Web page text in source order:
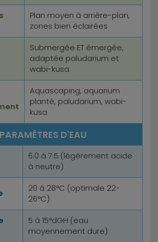
Plan moyen à arrière-plan,
zones bien éclairées
Submergée ET émergée,
adaptée paludarium et
wabi-kusa
Aquascaping, aquarium
planté, paludarium, wabi-
kusa
PARAMÈTRES D'EAU
6.0 à 7.5 (légèrement acide
à neutre)
20 à 28°C (optimale 22-
26°C)
5 à 15°dGH (eau
moyennement dure)